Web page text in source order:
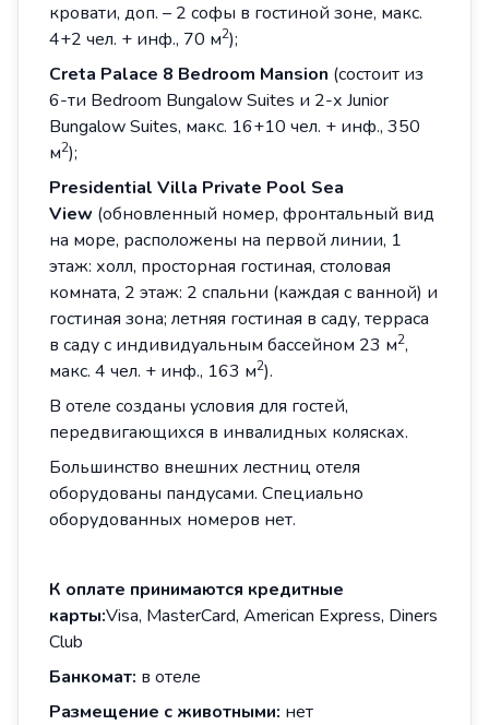
кровати, доп. – 2 софы в гостиной зоне, макс.
4+2 чел. + инф., 70 м2);
Creta Palace 8 Bedroom Mansion (cостоит из
6-ти Bedroom Bungalow Suites и 2-х Junior
Bungalow Suites, макс. 16+10 чел. + инф., 350
м2);
Presidential Villa Private Pool Sea
View (обновленный номер, фронтальный вид
на море, расположены на первой линии, 1
этаж: холл, просторная гостиная, столовая
комната, 2 этаж: 2 спальни (каждая с ванной) и
гостиная зона; летняя гостиная в саду, терраса
в саду с индивидуальным бассейном 23 м2,
макс. 4 чел. + инф., 163 м2).
В отеле созданы условия для гостей,
передвигающихся в инвалидных колясках.
Большинство внешних лестниц отеля
оборудованы пандусами. Специально
оборудованных номеров нет.
К оплате принимаются кредитные
карты:Visa, MasterCard, American Express, Diners
Club
Банкомат: в отеле
Размещение с животными: нет